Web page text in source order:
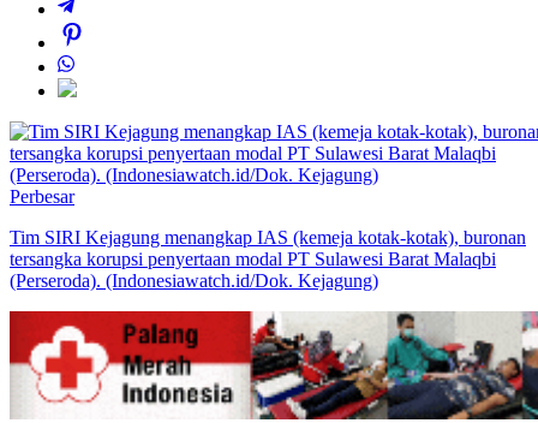
Perbesar
Tim SIRI Kejagung menangkap IAS (kemeja kotak-kotak), buronan
tersangka korupsi penyertaan modal PT Sulawesi Barat Malaqbi
(Perseroda). (Indonesiawatch.id/Dok. Kejagung)